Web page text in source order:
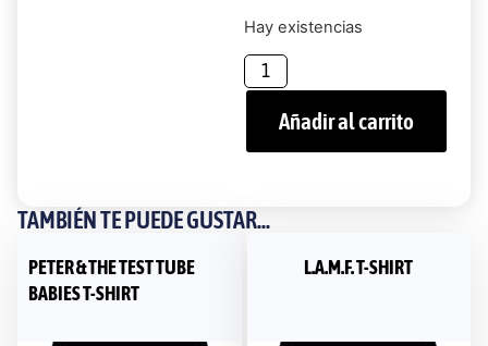
Hay existencias
Añadir al carrito
TAMBIÉN TE PUEDE GUSTAR...
PETER & THE TEST TUBE
BABIES T-SHIRT
L.A.M.F. T-SHIRT